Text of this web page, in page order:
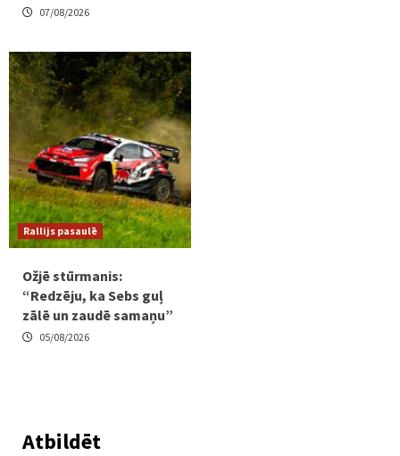
07/08/2026
Rallijs pasaulē
Ožjē stūrmanis:
“Redzēju, ka Sebs guļ
zālē un zaudē samaņu”
05/08/2026
Atbildēt